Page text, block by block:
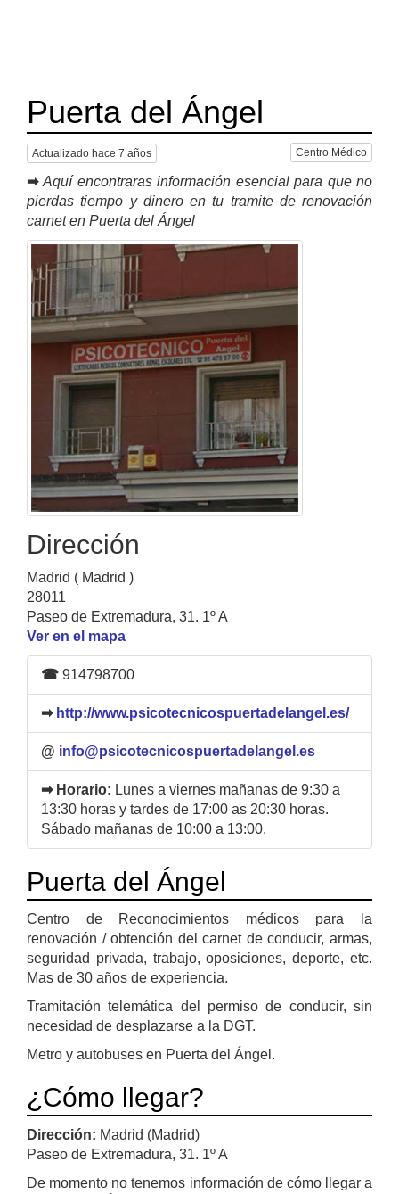
Puerta del Ángel
Actualizado hace 7 años Centro Médico
➡ Aquí encontraras información esencial para que no
pierdas tiempo y dinero en tu tramite de renovación
carnet en Puerta del Ángel
Dirección
Madrid ( Madrid )
28011
Paseo de Extremadura, 31. 1º A
Ver en el mapa
☎ 914798700
➡ http://www.psicotecnicospuertadelangel.es/
@ info@psicotecnicospuertadelangel.es
➡ Horario: Lunes a viernes mañanas de 9:30 a
13:30 horas y tardes de 17:00 as 20:30 horas.
Sábado mañanas de 10:00 a 13:00.
Puerta del Ángel
Centro de Reconocimientos médicos para la
renovación / obtención del carnet de conducir, armas,
seguridad privada, trabajo, oposiciones, deporte, etc.
Mas de 30 años de experiencia.
Tramitación telemática del permiso de conducir, sin
necesidad de desplazarse a la DGT.
Metro y autobuses en Puerta del Ángel.
¿Cómo llegar?
Dirección: Madrid (Madrid)
Paseo de Extremadura, 31. 1º A
De momento no tenemos información de cómo llegar a